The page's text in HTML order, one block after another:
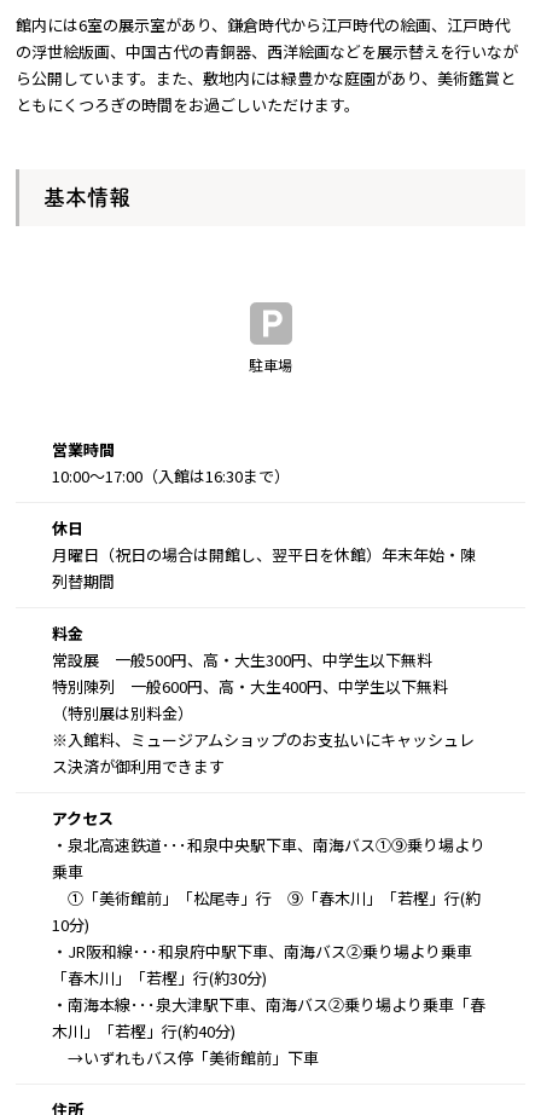
館内には6室の展示室があり、鎌倉時代から江戸時代の絵画、江戸時代
の浮世絵版画、中国古代の青銅器、西洋絵画などを展示替えを行いなが
ら公開しています。また、敷地内には緑豊かな庭園があり、美術鑑賞と
ともにくつろぎの時間をお過ごしいただけます。
基本情報
駐車場
営業時間
10:00～17:00（入館は16:30まで）
休日
月曜日（祝日の場合は開館し、翌平日を休館）年末年始・陳
列替期間
料金
常設展 一般500円、高・大生300円、中学生以下無料
特別陳列 一般600円、高・大生400円、中学生以下無料
（特別展は別料金）
※入館料、ミュージアムショップのお支払いにキャッシュレ
ス決済が御利用できます
アクセス
・泉北高速鉄道･･･和泉中央駅下車、南海バス①⑨乗り場より
乗車
①「美術館前」「松尾寺」行 ⑨「春木川」「若樫」行(約
10分)
・JR阪和線･･･和泉府中駅下車、南海バス②乗り場より乗車
「春木川」「若樫」行(約30分)
・南海本線･･･泉大津駅下車、南海バス②乗り場より乗車「春
木川」「若樫」行(約40分)
→いずれもバス停「美術館前」下車
住所